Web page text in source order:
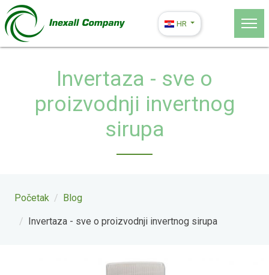
HR
Invertaza - sve o
proizvodnji invertnog
sirupa
Početak Blog
Invertaza - sve o proizvodnji invertnog sirupa